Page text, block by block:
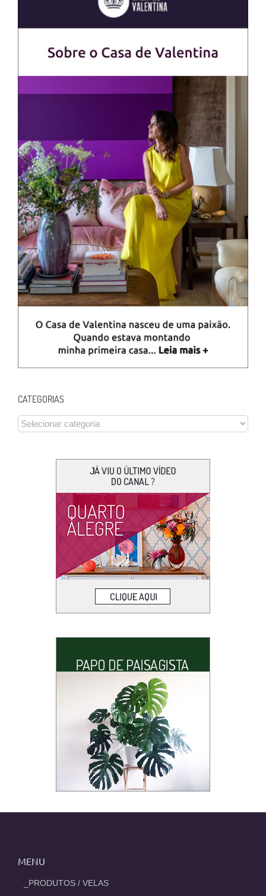
CATEGORIAS
CATEGORIAS
MENU
_PRODUTOS / VELAS